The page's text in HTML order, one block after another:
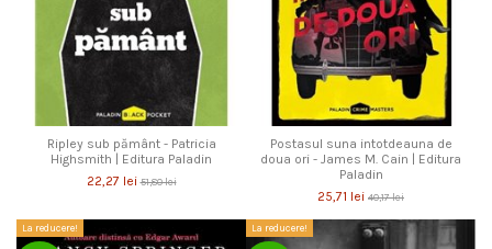
Ripley sub pământ - Patricia
Highsmith | Editura Paladin
22,27 lei51,80 lei
Postasul suna intotdeauna de
doua ori - James M. Cain | Editura
Paladin
25,71 lei 40,17 lei
La reducere! La reducere!